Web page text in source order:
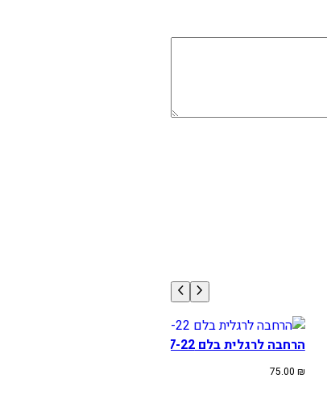
הרחבה לרגלית בלם KTMHUSQ 17-22
75.00 ₪